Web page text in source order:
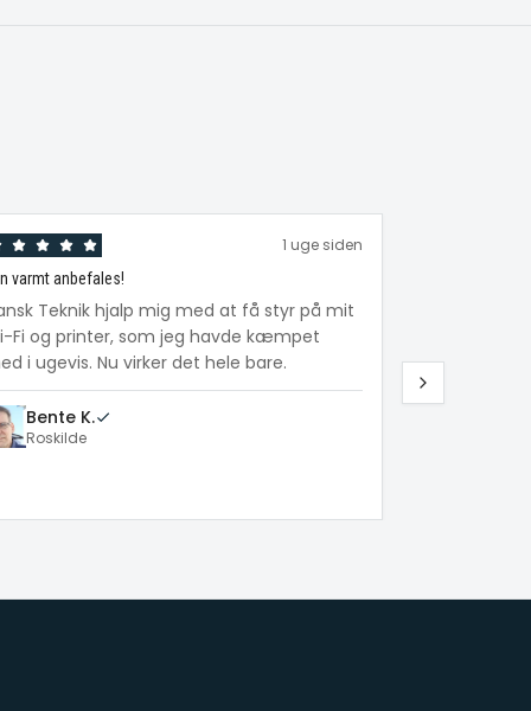
1 uge siden
varmt anbefales!
Teknik hjalp mig med at få styr på mit
Fi og printer, som jeg havde kæmpet
i ugevis. Nu virker det hele bare.
Bente K.
Roskilde
forklarede
hun selv